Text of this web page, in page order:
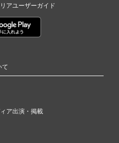
アユーザーガイド
て
ア出演・掲載